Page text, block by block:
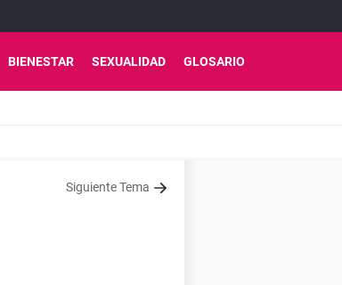
BIENESTAR SEXUALIDAD GLOSARIO
Siguiente Tema